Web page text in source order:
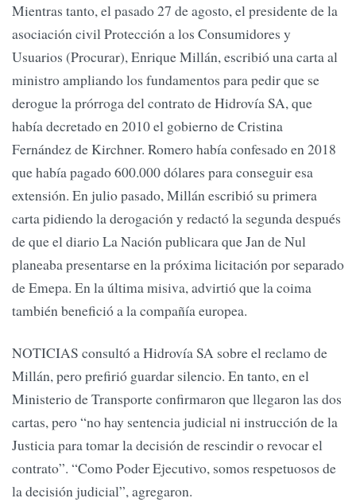
Mientras tanto, el pasado 27 de agosto, el presidente de la
asociación civil Protección a los Consumidores y
Usuarios (Procurar), Enrique Millán, escribió una carta al
ministro ampliando los fundamentos para pedir que se
derogue la prórroga del contrato de Hidrovía SA, que
había decretado en 2010 el gobierno de Cristina
Fernández de Kirchner. Romero había confesado en 2018
que había pagado 600.000 dólares para conseguir esa
extensión. En julio pasado, Millán escribió su primera
carta pidiendo la derogación y redactó la segunda después
de que el diario La Nación publicara que Jan de Nul
planeaba presentarse en la próxima licitación por separado
de Emepa. En la última misiva, advirtió que la coima
también benefició a la compañía europea.
NOTICIAS consultó a Hidrovía SA sobre el reclamo de
Millán, pero prefirió guardar silencio. En tanto, en el
Ministerio de Transporte confirmaron que llegaron las dos
cartas, pero “no hay sentencia judicial ni instrucción de la
Justicia para tomar la decisión de rescindir o revocar el
contrato”. “Como Poder Ejecutivo, somos respetuosos de
la decisión judicial”, agregaron.